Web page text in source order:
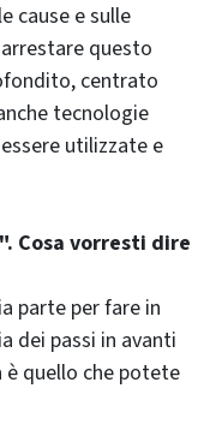
cause e sulle
questo
centrato
tecnologie
utilizzate e
Cosa vorresti dire
parte per fare in
dei passi in avanti
è quello che potete